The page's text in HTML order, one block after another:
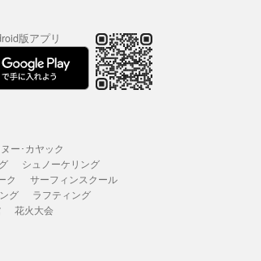
版アプリ
ー･カヤック
シュノーケリング
ク
サーフィンスクール
グ
ラフティング
花火大会